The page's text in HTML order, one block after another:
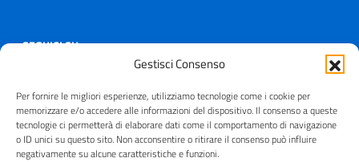
Gestisci Consenso
Per fornire le migliori esperienze, utilizziamo tecnologie come i cookie per
memorizzare e/o accedere alle informazioni del dispositivo. Il consenso a queste
tecnologie ci permetterà di elaborare dati come il comportamento di navigazione
o ID unici su questo sito. Non acconsentire o ritirare il consenso può influire
negativamente su alcune caratteristiche e funzioni.
SEGUICI SU
Copyright © 2021 - 2026